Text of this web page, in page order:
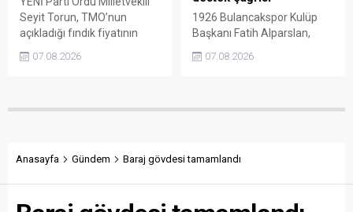
Seyit Torun, TMO’nun
açıkladığı fındık fiyatının
karşılamadığını söyledi.
“Üreticinin alın terini yabancı
07.08.2026
1926 Bulancakspor Kulüp
Başkanı Fatih Alparslan,
tesisleşmeden kurumsal
attıklarını belirterek iş
taraftarları kulübe destek
07.08.2026
Anasayfa Gündem Baraj gövdesi tamamlandı